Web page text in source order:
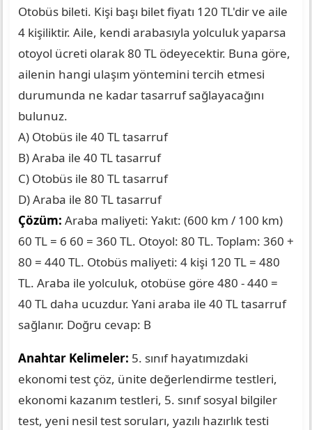
Otobüs bileti. Kişi başı bilet fiyatı 120 TL'dir ve aile
4 kişiliktir. Aile, kendi arabasıyla yolculuk yaparsa
otoyol ücreti olarak 80 TL ödeyecektir. Buna göre,
ailenin hangi ulaşım yöntemini tercih etmesi
durumunda ne kadar tasarruf sağlayacağını
bulunuz.
A) Otobüs ile 40 TL tasarruf
B) Araba ile 40 TL tasarruf
C) Otobüs ile 80 TL tasarruf
D) Araba ile 80 TL tasarruf
Çözüm: Araba maliyeti: Yakıt: (600 km / 100 km)
60 TL = 6 60 = 360 TL. Otoyol: 80 TL. Toplam: 360 +
80 = 440 TL. Otobüs maliyeti: 4 kişi 120 TL = 480
TL. Araba ile yolculuk, otobüse göre 480 - 440 =
40 TL daha ucuzdur. Yani araba ile 40 TL tasarruf
sağlanır. Doğru cevap: B
Anahtar Kelimeler: 5. sınıf hayatımızdaki
ekonomi test çöz, ünite değerlendirme testleri,
ekonomi kazanım testleri, 5. sınıf sosyal bilgiler
test, yeni nesil test soruları, yazılı hazırlık testi